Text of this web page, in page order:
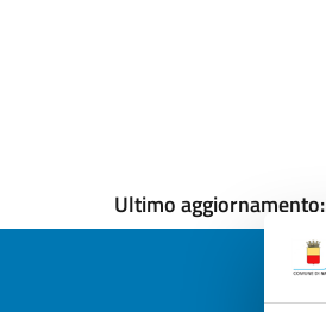
Ultimo aggiornamento: